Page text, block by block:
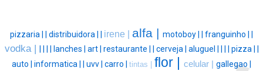
pizzaria | distribuidora | irene | alfa | motoboy | franguinho |
vodka | lanches | art | restaurante | cerveja | aluguel | pizza |
auto | informatica | uvv | carro | tintas | flor | celular | gallegao |